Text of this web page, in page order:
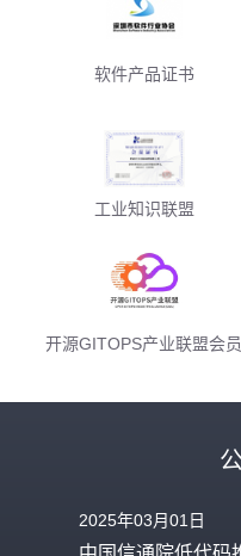
软件产品证书
工业知识联盟
开源GITOPS产业联盟会员
2025年03月01日